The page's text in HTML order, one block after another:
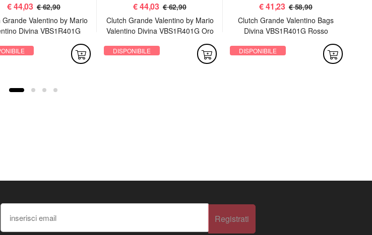
€44,03 € 62,90
Grande Valentino by Mario
Divina VBS1R401G
€44,03 € 62,90
Clutch Grande Valentino by Mario
Valentino Divina VBS1R401G Oro
DISPONIBILE
€41,23 € 58,90
Clutch Grande Valentino Bags
Divina VBS1R401G Rosso
DISPONIBILE
Registrati